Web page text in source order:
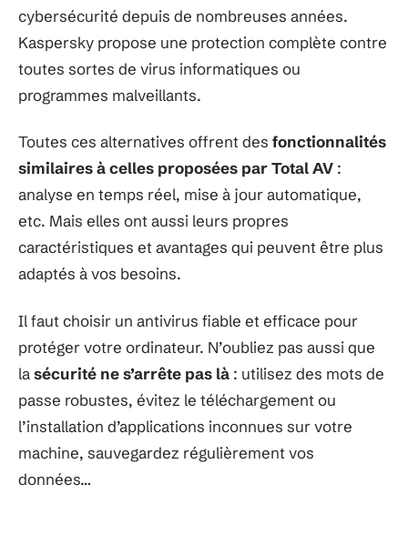
cybersécurité depuis de nombreuses années.
Kaspersky propose une protection complète contre
toutes sortes de virus informatiques ou
programmes malveillants.
Toutes ces alternatives offrent des fonctionnalités
similaires à celles proposées par Total AV :
analyse en temps réel, mise à jour automatique,
etc. Mais elles ont aussi leurs propres
caractéristiques et avantages qui peuvent être plus
adaptés à vos besoins.
Il faut choisir un antivirus fiable et efficace pour
protéger votre ordinateur. N’oubliez pas aussi que
lasécurité ne s’arrête pas là : utilisez des mots de
passe robustes, évitez le téléchargement ou
l’installation d’applications inconnues sur votre
machine, sauvegardez régulièrement vos
données…